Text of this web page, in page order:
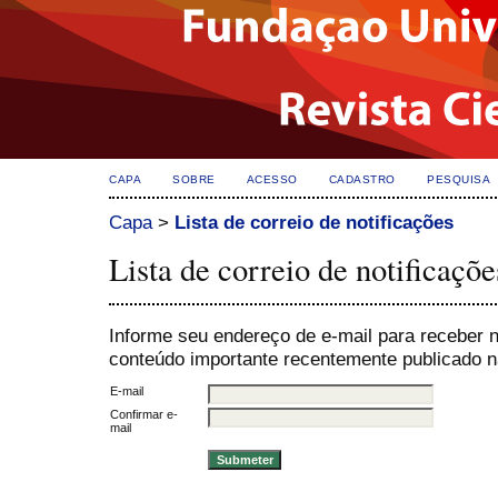
CAPA SOBRE ACESSO CADASTRO PESQUISA
Capa> Lista de correio de notificações
Lista de correio de
Informe seu endereço de e-mail para receber
conteúdo importante recentemente publicado
E-mail
Confirmar e-
mail